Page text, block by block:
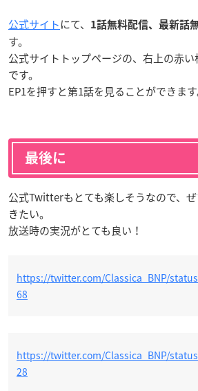
公式サイトにて、 1話無料配信、最新話
す。
公式サイトトップページの、右上の赤
です。
EP1を押すと第1話を見ることができます
最後に
公式Twitterもとても楽しそうなので、
きたい。
放送時の実況がとても良い！
https://twitter.com/Classica_BNP/
68
https://twitter.com/Classica_BNP/
28